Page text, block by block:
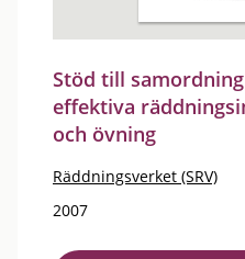
Stöd till
effektiva
och övning
Räddningsverket (SRV)
2007